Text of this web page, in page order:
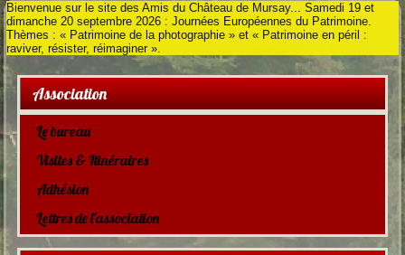
Bienvenue sur le site des Amis du Château de Mursay... Samedi 19 et
dimanche 20 septembre 2026 : Journées Européennes du Patrimoine.
Thèmes : « Patrimoine de la photographie » et « Patrimoine en péril :
raviver, résister, réimaginer ».
Association
Le bureau
Visites & Itinéraires
Adhésion
Lettres de l'association